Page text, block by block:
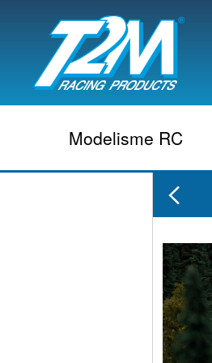
Modelisme RC
Vehicule electrique
Vehicule thermique
Accessoire electrique
Accessoire thermique